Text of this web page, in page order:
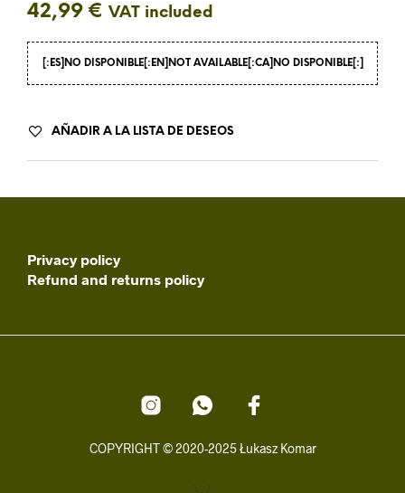
42,99 € VAT included
[:ES]NO DISPONIBLE[:EN]NOT AVAILABLE[:CA]NO DISPONIBLE[:]
AÑADIR A LA LISTA DE DESEOS
Privacy policy
Refund and returns policy
COPYRIGHT © 2020-2025 Łukasz Komar